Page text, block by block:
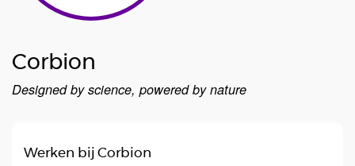
Corbion
Designed by science, powered by nature
Werken bij Corbion